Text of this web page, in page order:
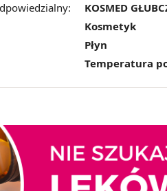
KOSMED
Kosmetyk
Płyn
Temperatura